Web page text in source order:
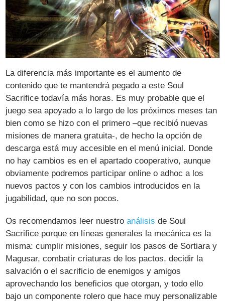
La diferencia más importante es el aumento de
contenido que te mantendrá pegado a este Soul
Sacrifice todavía más horas. Es muy probable que el
juego sea apoyado a lo largo de los próximos meses tan
bien como se hizo con el primero –que recibió nuevas
misiones de manera gratuita-, de hecho la opción de
descarga está muy accesible en el menú inicial. Donde
no hay cambios es en el apartado cooperativo, aunque
obviamente podremos participar online o adhoc a los
nuevos pactos y con los cambios introducidos en la
jugabilidad, que no son pocos.
Os recomendamos leer nuestroanálisis de Soul
Sacrifice porque en líneas generales la mecánica es la
misma: cumplir misiones, seguir los pasos de Sortiara y
Magusar, combatir criaturas de los pactos, decidir la
salvación o el sacrificio de enemigos y amigos
aprovechando los beneficios que otorgan, y todo ello
bajo un componente rolero que hace muy personalizable